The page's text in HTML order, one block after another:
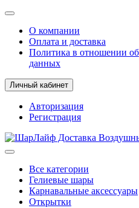
О компании
Оплата и доставка
Политика в отношении
данных
Личный кабинет
Авторизация
Регистрация
Все категории
Гелиевые шары
Карнавальные аксессуары
Открытки